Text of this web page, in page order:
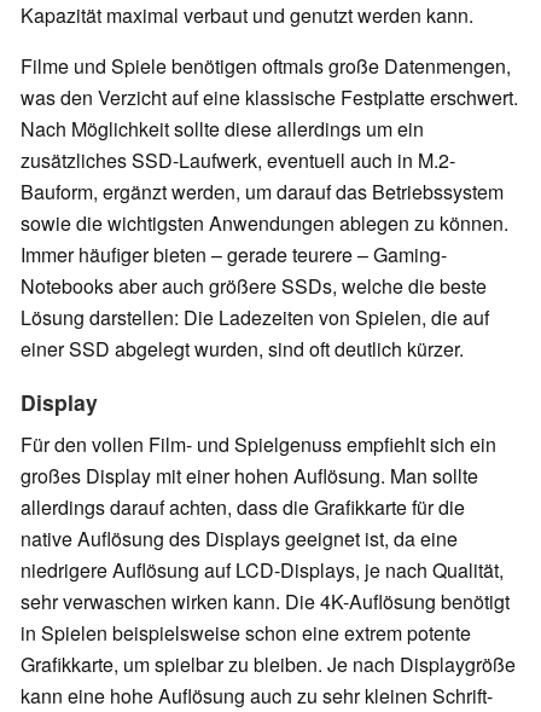
Kapazität maximal verbaut und genutzt werden kann.
Filme und Spiele benötigen oftmals große Datenmengen,
was den Verzicht auf eine klassische Festplatte erschwert.
Nach Möglichkeit sollte diese allerdings um ein
zusätzliches SSD-Laufwerk, eventuell auch in M.2-
Bauform, ergänzt werden, um darauf das Betriebssystem
sowie die wichtigsten Anwendungen ablegen zu können.
Immer häufiger bieten – gerade teurere – Gaming-
Notebooks aber auch größere SSDs, welche die beste
Lösung darstellen: Die Ladezeiten von Spielen, die auf
einer SSD abgelegt wurden, sind oft deutlich kürzer.
Display
Für den vollen Film- und Spielgenuss empfiehlt sich ein
großes Display mit einer hohen Auflösung. Man sollte
allerdings darauf achten, dass die Grafikkarte für die
native Auflösung des Displays geeignet ist, da eine
niedrigere Auflösung auf LCD-Displays, je nach Qualität,
sehr verwaschen wirken kann. Die 4K-Auflösung benötigt
in Spielen beispielsweise schon eine extrem potente
Grafikkarte, um spielbar zu bleiben. Je nach Displaygröße
kann eine hohe Auflösung auch zu sehr kleinen Schrift-